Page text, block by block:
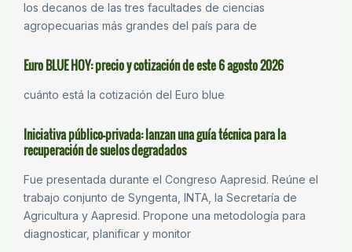
los decanos de las tres facultades de ciencias
agropecuarias más grandes del país para de
Euro BLUE HOY: precio y cotización de este 6 agosto 2026
cuánto está la cotización del Euro blue
Iniciativa público-privada: lanzan una guía técnica para la
recuperación de suelos degradados
Fue presentada durante el Congreso Aapresid. Reúne el
trabajo conjunto de Syngenta, INTA, la Secretaría de
Agricultura y Aapresid. Propone una metodología para
diagnosticar, planificar y monitor